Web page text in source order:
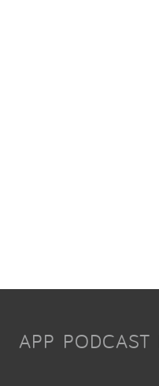
APP PODCAST